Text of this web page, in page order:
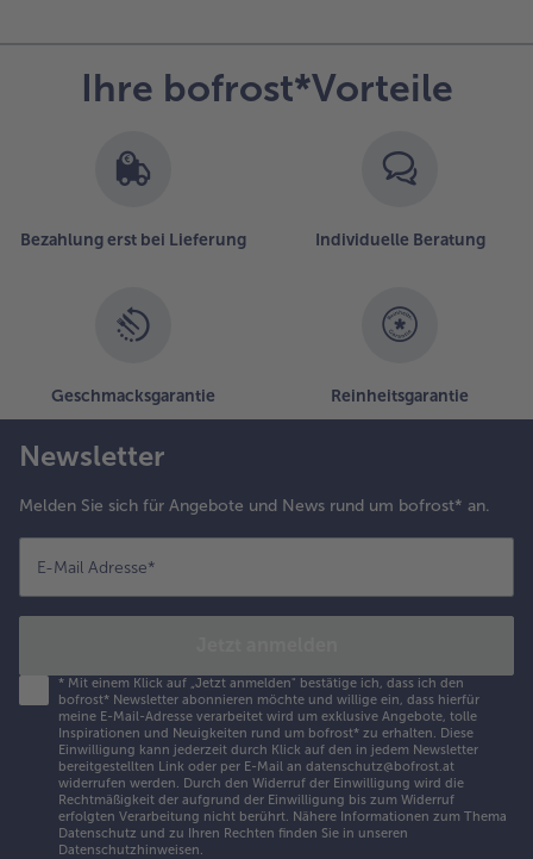
Es
befindenIhre bofrost*Vorteile
Bezahlung erst bei Lieferung Individuelle Beratung
Geschmacksgarantie Reinheitsgarantie
Newsletter
Melden Sie sich für Angebote und News rund um bofrost* an.
E-Mail Adresse*
* Mit einem Klick auf „Jetzt anmelden" bestätige ich, dass ich den
bofrost* Newsletter abonnieren möchte und willige ein, dass hierfür
meine E-Mail-Adresse verarbeitet wird um exklusive Angebote, tolle
Inspirationen und Neuigkeiten rund um bofrost* zu erhalten. Diese
Einwilligung kann jederzeit durch Klick auf den in jedem Newsletter
bereitgestellten Link oder per E-Mail an datenschutz@bofrost.at
widerrufen werden. Durch den Widerruf der Einwilligung wird die
Rechtmäßigkeit der aufgrund der Einwilligung bis zum Widerruf
erfolgten Verarbeitung nicht berührt. Nähere Informationen zum Thema
Datenschutz und zu Ihren Rechten finden Sie in unseren
Datenschutzhinweisen.